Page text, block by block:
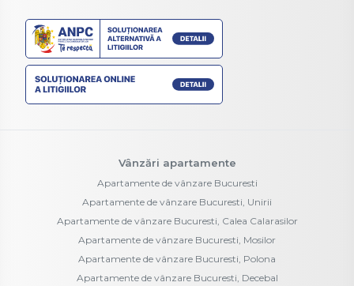
Vânzări apartamente
Apartamente de vânzare Bucuresti
Apartamente de vânzare Bucuresti, Unirii
Apartamente de vânzare Bucuresti, Calea Calarasilor
Apartamente de vânzare Bucuresti, Mosilor
Apartamente de vânzare Bucuresti, Polona
Apartamente de vânzare Bucuresti, Decebal